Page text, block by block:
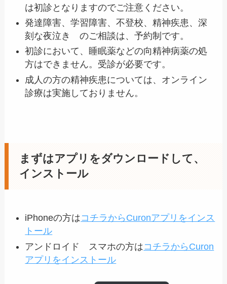
は初診となりますのでご注意ください。
発達障害、学習障害、不登校、精神疾患、深
刻な夜泣き のご相談は、予約制です。
初診において、睡眠薬などの向精神病薬の処
方はできません。受診が必要です。
成人の方の精神疾患については、オンライン
診療は実施しておりません。
まずはアプリをダウンロードして、
インストール
iPhoneの方はコチラからCuronアプリをインス
トール
アンドロイド スマホの方はコチラからCuron
アプリをインストール